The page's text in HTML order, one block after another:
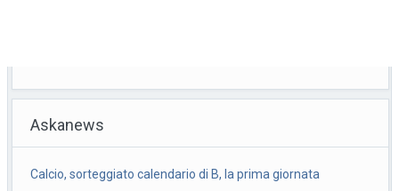
Askanews
Calcio, sorteggiato calendario di B, la prima giornata